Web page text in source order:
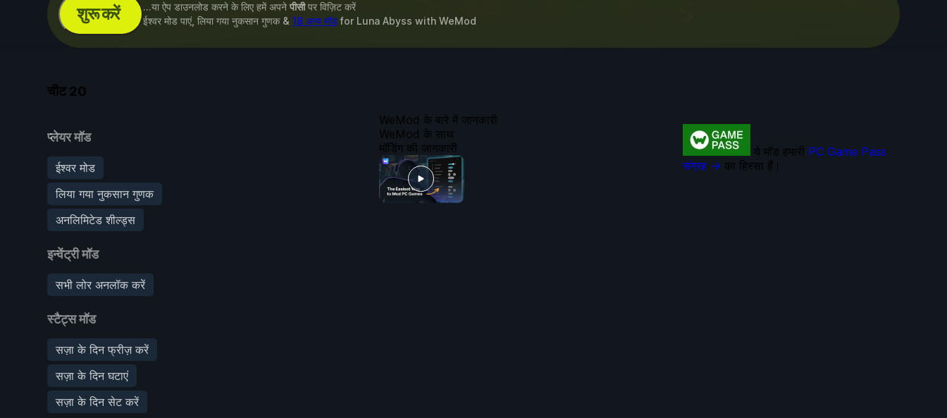
शुरू करें ...या ऐप डाउनलोड करने के लिए हमें अपने पीसीपर विज़िट करें
ईश्वर मोड पाएं, लिया गया नुकसान गुणक & 18 अन्य मॉडfor Luna Abyss with WeMod
चीट 20
प्लेयर मॉड
ईश्वर मोड
लिया गया नुकसान गुणक
अनलिमिटेड शील्ड्स
इन्वेंट्री मॉड
सभी लोर अनलॉक करें
स्टैट्स मॉड
सज़ा के दिन फ्रीज़ करें
सज़ा के दिन घटाएं
सज़ा के दिन सेट करें
WeMod के बारे में जानकारी
WeMod के साथ
मॉडिंग की जानकारी
ये मॉड हमारी PC Game Pass
संग्रह → का हिस्सा हैं।